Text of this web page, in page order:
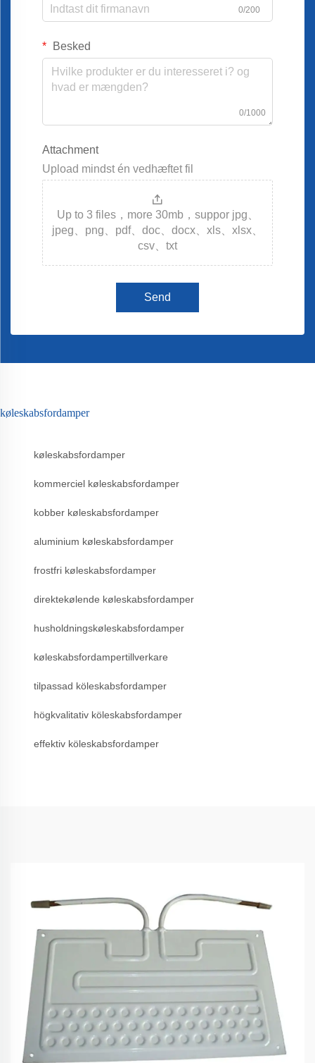
0/200
Besked
0/1000
Attachment
Upload mindst én vedhæftet fil
Up to 3 files，more 30mb，suppor jpg、
jpeg、png、pdf、doc、docx、xls、xlsx、
csv、txt
Send
køleskabsfordamper
køleskabsfordamper
kommerciel køleskabsfordamper
kobber køleskabsfordamper
aluminium køleskabsfordamper
frostfri køleskabsfordamper
direktekølende køleskabsfordamper
husholdningskøleskabsfordamper
køleskabsfordampertillverkare
tilpassad köleskabsfordamper
högkvalitativ köleskabsfordamper
effektiv köleskabsfordamper